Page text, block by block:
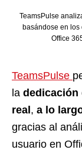
TeamsPulse
basándose en
Office
TeamsPulse
la dedicación
real, a lo
gracias al
usuario en